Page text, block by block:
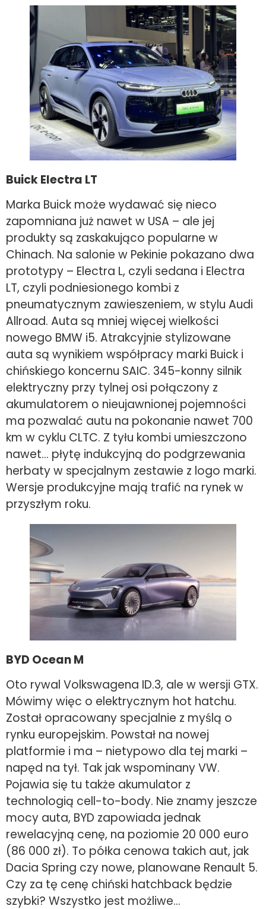
Buick Electra LT
Marka Buick może wydawać się nieco
zapomniana już nawet w USA – ale jej
produkty są zaskakująco popularne w
Chinach. Na salonie w Pekinie pokazano dwa
prototypy – Electra L, czyli sedana i Electra
LT, czyli podniesionego kombi z
pneumatycznym zawieszeniem, w stylu Audi
Allroad. Auta są mniej więcej wielkości
nowego BMW i5. Atrakcyjnie stylizowane
auta są wynikiem współpracy marki Buick i
chińskiego koncernu SAIC. 345-konny silnik
elektryczny przy tylnej osi połączony z
akumulatorem o nieujawnionej pojemności
ma pozwalać autu na pokonanie nawet 700
km w cyklu CLTC. Z tyłu kombi umieszczono
nawet… płytę indukcyjną do podgrzewania
herbaty w specjalnym zestawie z logo marki.
Wersje produkcyjne mają trafić na rynek w
przyszłym roku.
BYD Ocean M
Oto rywal Volkswagena ID.3, ale w wersji GTX.
Mówimy więc o elektrycznym hot hatchu.
Został opracowany specjalnie z myślą o
rynku europejskim. Powstał na nowej
platformie i ma – nietypowo dla tej marki –
napęd na tył. Tak jak wspominany VW.
Pojawia się tu także akumulator z
technologią cell-to-body. Nie znamy jeszcze
mocy auta, BYD zapowiada jednak
rewelacyjną cenę, na poziomie 20 000 euro
(86 000 zł). To półka cenowa takich aut, jak
Dacia Spring czy nowe, planowane Renault 5.
Czy za tę cenę chiński hatchback będzie
szybki? Wszystko jest możliwe…